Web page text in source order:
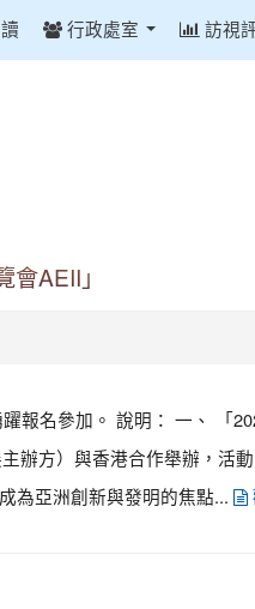
行政處室 訪視
會AEII」
報名參加。 說明： 一、 「
辦方）與香港合作舉辦，活
為亞洲創新與發明的焦點...